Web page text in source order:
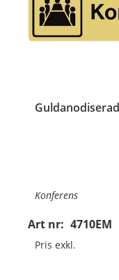
Art nr: 4710EM
Konferens
Material:
Pris exkl.